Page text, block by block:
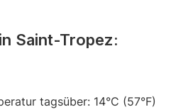
Saint-Tropez:
tagsüber: 14°C (57°F)